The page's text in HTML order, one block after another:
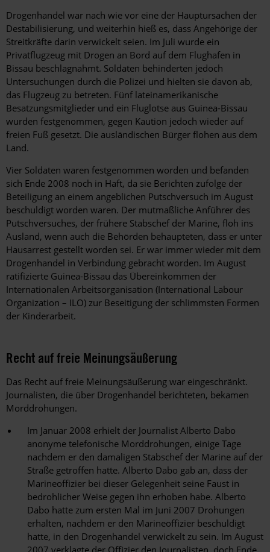
Drogenhandel war nach wie vor eine der Hauptursachen der
Destabilisierung, und weiterhin hieß es, dass Angehörige der
Streitkräfte darin verwickelt seien. Im Juli wurde ein
Privatflugzeug mit Drogen an Bord auf dem Flughafen in
Bissau beschlagnahmt. Soldaten behinderten jedoch
Untersuchungen durch die Polizei und hielten sie davon ab,
das Flugzeug zu betreten. Fünf lateinamerikanische
Besatzungsmitglieder und ein Fluglotse aus Guinea-Bissau
wurden festgenommen, gegen Kaution jedoch wieder auf
freien Fuß gesetzt. Die ausländischen Bürger flohen aus dem
Land.
Vier Soldaten waren festgenommen worden und befanden
sich Ende 2008 noch in Haft, da sie Berichten zufolge der
Beteiligung an einem angeblichen Putschversuch im August
beschuldigt worden waren. Der mutmaßliche Anführer des
Putschversuches, der frühere Stabschef der Marine, floh ins
Ausland, wenn auch die Behörden behaupteten, dass er unter
Hausarrest gestellt worden sei. Er war immer wieder mit dem
Drogenhandel in Verbindung gebracht worden. Im August
ratifizierte Guinea-Bissau das Übereinkommen der
Internationalen Arbeitsorganisation (International Labour
Organization – ILO) zur Beseitigung der schlimmsten Formen
der Kinderarbeit.
Recht auf freie Meinungsäußerung
Das Recht auf freie Meinungsäußerung war eingeschränkt.
Journalisten, die über Drogenhandel berichteten, bekamen
Morddrohungen.
Im Januar 2008 erhielt der Journalist Alberto Dabo
anonyme telefonische Morddrohungen, einige Tage
nachdem er den damaligen Stabschef der Marine auf der
Straße getroffen hatte. Alberto Dabo gab an, dass der
Marineoffizier bei dieser Gelegenheit seine Faust in
bedrohlicher Weise gegen ihn erhoben habe. Alberto
Dabo hatte zum ersten Mal im Juni 2007 Drohungen
erhalten, nachdem er den Marineoffizier beschuldigt
hatte, in den Drogenhandel verwickelt zu sein. Im August